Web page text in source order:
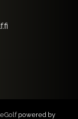
powered by